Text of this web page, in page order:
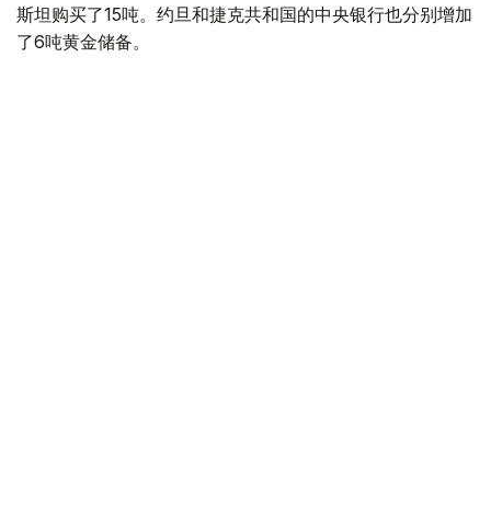
斯坦购买了15吨。约旦和捷克共和国的中央银行也分别增加
了6吨黄金储备。